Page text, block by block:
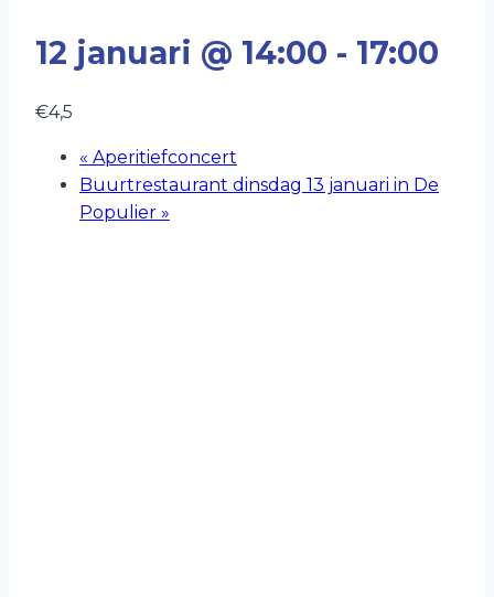
12 januari @ 14:00 - 17:00
€4,5
« Aperitiefconcert
Buurtrestaurant dinsdag 13 januari in De
Populier »